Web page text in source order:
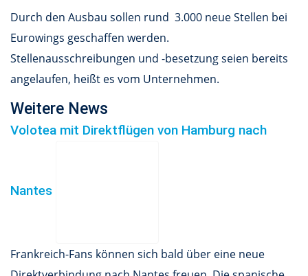
Durch den Ausbau sollen rund 3.000 neue Stellen bei
Eurowings geschaffen werden.
Stellenausschreibungen und -besetzung seien bereits
angelaufen, heißt es vom Unternehmen.
Weitere News
Volotea mit Direktflügen von Hamburg nach
Nantes
Frankreich-Fans können sich bald über eine neue